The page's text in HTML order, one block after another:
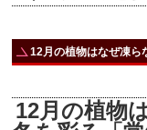
12月の植物はなぜ凍ら
12月の植物